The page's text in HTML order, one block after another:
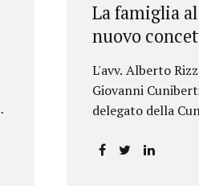
La famiglia
nuovo
L'avv. Alberto
Giovanni
delegato della